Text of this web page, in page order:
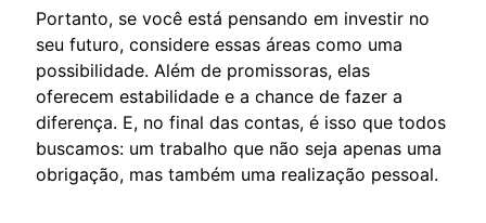
Portanto, se você está pensando em investir no
seu futuro, considere essas áreas como uma
possibilidade. Além de promissoras, elas
oferecem estabilidade e a chance de fazer a
diferença. E, no final das contas, é isso que todos
buscamos: um trabalho que não seja apenas uma
obrigação, mas também uma realização pessoal.